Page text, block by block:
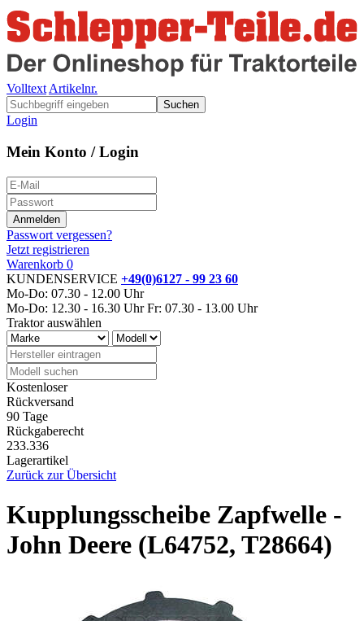
Volltext Artikelnr.
Suchen
Login
Mein Konto / Login
Passwort vergessen?
Jetzt registrieren
Warenkorb 0
KUNDENSERVICE +49(0)6127 - 99 23 60
Mo-Do: 07.30 - 12.00 Uhr
Mo-Do: 12.30 - 16.30 Uhr Fr: 07.30 - 13.00 Uhr
Traktor auswählen
Kostenloser
Rückversand
90 Tage
Rückgaberecht
233.336
Lagerartikel
Zurück zur Übersicht
Kupplungsscheibe Zapfwelle -
John Deere (L64752, T28664)